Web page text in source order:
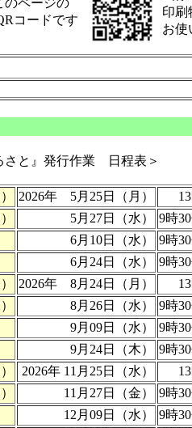
ページの
コードです
印刷
お使
さと』発行作業 日程表＞
2026年 5月25日（月）
5月27日（水）
9時
6月10日（水）
9時
6月24日（水） 9時
2026年 8月24日（月）
8月26日（水）
9時
9月09日（水）
9時
9月24日（木） 9時
2026年 11月25日（水）
11月27日（金）
9時
12月09日（水）
9時